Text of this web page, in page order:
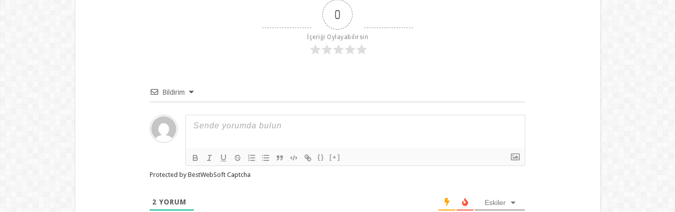
0
İçeriği Oylayabilirsin
Bildirim
{} [+]
Protected by BestWebSoft Captcha
2 YORUM Eskiler